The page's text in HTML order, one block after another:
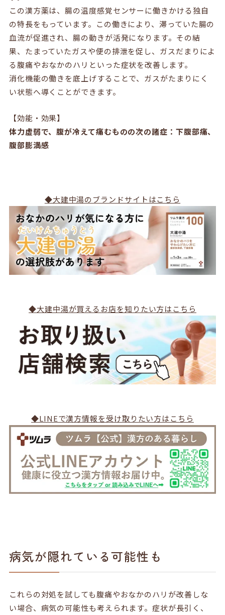
この漢方薬は、腸の温度感覚センサーに働きかける独自
の特長をもっています。この働きにより、滞っていた腸の
血流が促進され、腸の動きが活発になります。その結
果、たまっていたガスや便の排泄を促し、ガスだまりによ
る腹痛やおなかのハリといった症状を改善します。
消化機能の働きを底上げすることで、ガスがたまりにく
い状態へ導くことができます。
【効能・効果】
体力虚弱で、腹が冷えて痛むものの次の諸症：下腹部痛、
腹部膨満感
◆大建中湯のブランドサイトはこちら
◆大建中湯が買えるお店を知りたい方はこちら
◆LINEで漢方情報を受け取りたい方はこちら
病気が隠れている可能性も
これらの対処を試しても腹痛やおなかのハリが改善しな
い場合、病気の可能性も考えられます。症状が長引く、